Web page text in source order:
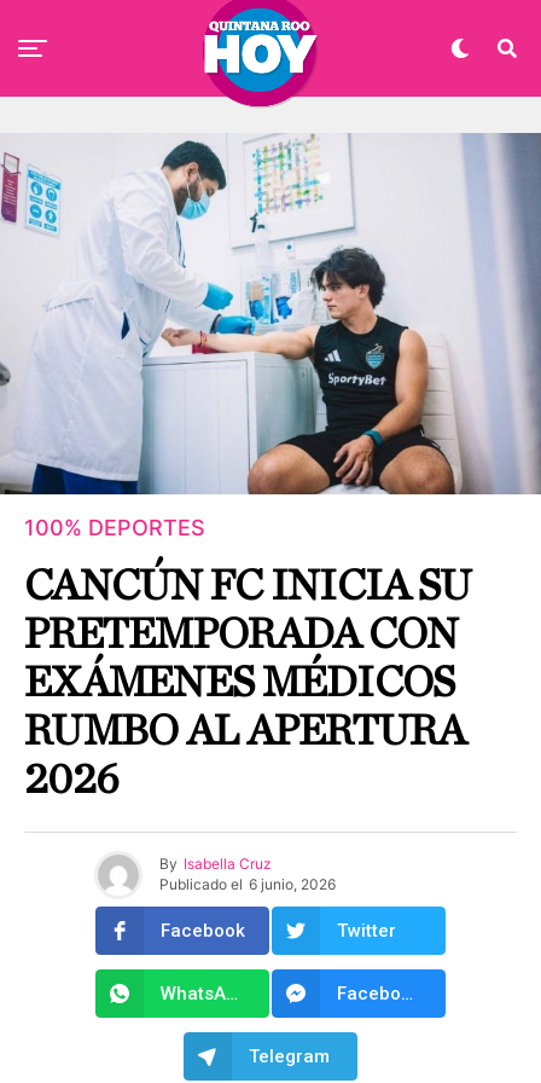
100% DEPORTES
CANCÚN FC INICIA SU
PRETEMPORADA CON
EXÁMENES MÉDICOS
RUMBO AL APERTURA
2026
By Isabella Cruz
Publicado el 6 junio, 2026
Facebook Twitter
WhatsApp Facebook Messenger
Telegram